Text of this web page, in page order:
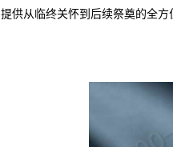
提供从临终关怀到后续祭奠的全方